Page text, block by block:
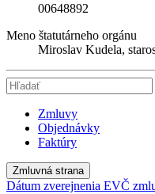
00648892
Meno štatutárneho orgánu
Miroslav Kudela,
Zmluvy
Objednávky
Faktúry
Zmluvná strana
Dátum zverejnenia EVČ